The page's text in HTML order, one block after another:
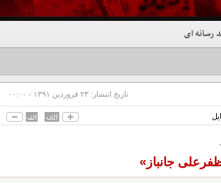
رسانه ای
تاریخ انتشار: ۲۳ فروردين ۱۳۹۱ - ۰۰:۰۰
جانباز»